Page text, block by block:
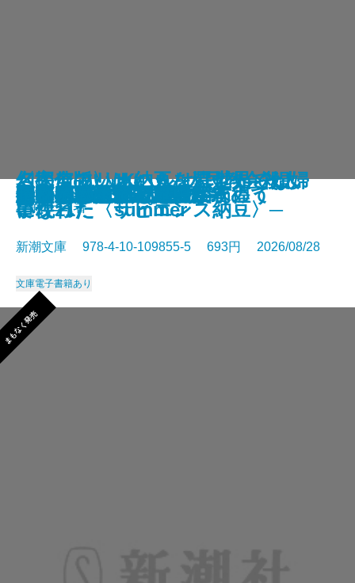
幽冥の岸 十二国記
未知なるカダスを夢に求めて
さよならの言い方なんて知らな
い。11
龍ノ国幻想9 天恵の命
神と王1 亡国の書
人魚屋敷の殺人
悪徳もまた
善人たち
わたしが・棄てた・女
きまぐれカプセル
星新一／著
新潮文庫 978-4-10-109855-5 693円 2026/08/28
文庫電子書籍あり
まもなく発売
一夜─隠蔽捜査10─
夢ノ町本通り─文庫版─
フィレンツェに悪魔が彷徨う
その他の危険
〈完全版〉JKハルは異世界で娼婦
になった summer
人喰いパンダ殺人事件
幻のアフリカ納豆を追え！─そし
て現れた〈サピエンス納豆〉─
色ざんげ
晴れでも雨でも昆虫学者
名探偵のいけにえ─人民教会殺人
事件─